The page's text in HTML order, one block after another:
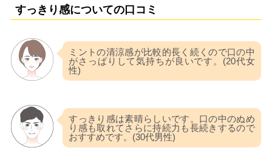
すっきり感についての口コミ
ミントの清涼感が比較的長く続くので口の中
がさっぱりして気持ちが良いです。(20代女
性)
すっきり感は素晴らしいです。口の中のぬめ
り感も取れてさらに持続力も長続きするので
おすすめです。(30代男性)